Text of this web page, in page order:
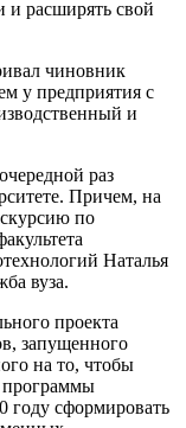
и расширять свой
чиновник
у предприятия с
и
раз
Причем, на
по
Наталья
вуза.
проекта
запущенного
на то, чтобы
программы
году сформировать